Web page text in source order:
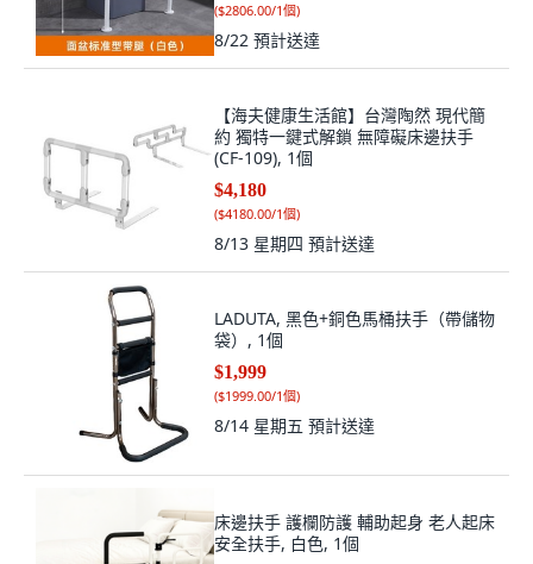
($2806.00/1個)
8/22 預計送達
【海夫健康生活館】台灣陶然 現代簡
約 獨特一鍵式解鎖 無障礙床邊扶手
(CF-109), 1個
$4,180
($4180.00/1個)
8/13 星期四 預計送達
LADUTA, 黑色+銅色馬桶扶手（帶儲物
袋）, 1個
$1,999
($1999.00/1個)
8/14 星期五 預計送達
床邊扶手 護欄防護 輔助起身 老人起床
安全扶手, 白色, 1個